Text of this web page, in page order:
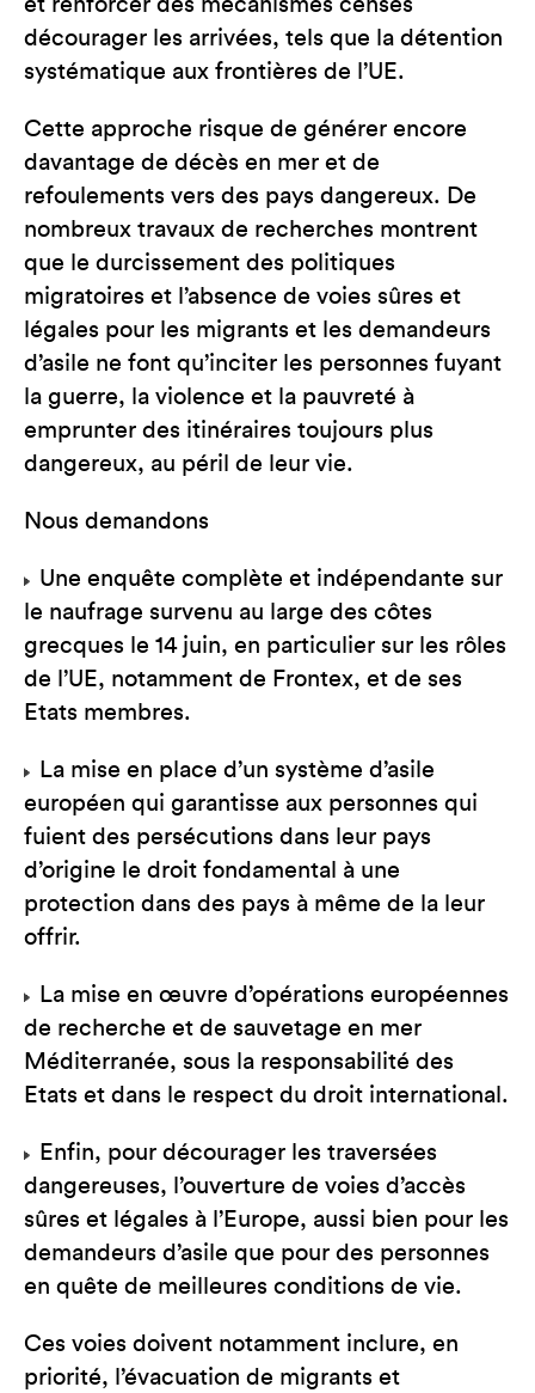
et renforcer des mécanismes censés
décourager les arrivées, tels que la détention
systématique aux frontières de l’UE.
Cette approche risque de générer encore
davantage de décès en mer et de
refoulements vers des pays dangereux. De
nombreux travaux de recherches montrent
que le durcissement des politiques
migratoires et l’absence de voies sûres et
légales pour les migrants et les demandeurs
d’asile ne font qu’inciter les personnes fuyant
la guerre, la violence et la pauvreté à
emprunter des itinéraires toujours plus
dangereux, au péril de leur vie.
Nous demandons
Une enquête complète et indépendante sur
le naufrage survenu au large des côtes
grecques le 14 juin, en particulier sur les rôles
de l’UE, notamment de Frontex, et de ses
Etats membres.
La mise en place d’un système d’asile
européen qui garantisse aux personnes qui
fuient des persécutions dans leur pays
d’origine le droit fondamental à une
protection dans des pays à même de la leur
offrir.
La mise en œuvre d’opérations européennes
de recherche et de sauvetage en mer
Méditerranée, sous la responsabilité des
Etats et dans le respect du droit international.
Enfin, pour décourager les traversées
dangereuses, l’ouverture de voies d’accès
sûres et légales à l’Europe, aussi bien pour les
demandeurs d’asile que pour des personnes
en quête de meilleures conditions de vie.
Ces voies doivent notamment inclure, en
priorité, l’évacuation de migrants et